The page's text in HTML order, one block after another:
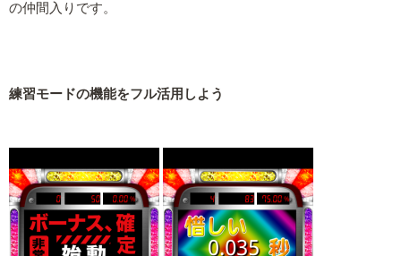
の仲間入りです。
練習モードの機能をフル活用しよう